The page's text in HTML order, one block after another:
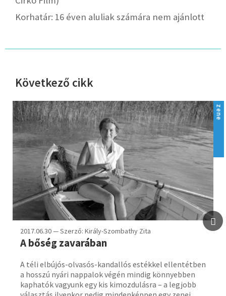
Korhatár: 16 éven aluliak számára nem ajánlott
Következő cikk
zene
2017.06.30 — Szerző: Király-Szombathy Zita
A bőség zavarában
A téli elbújós-olvasós-kandallós estékkel ellentétben
a hosszú nyári nappalok végén mindig könnyebben
kaphatók vagyunk egy kis kimozdulásra – a legjobb